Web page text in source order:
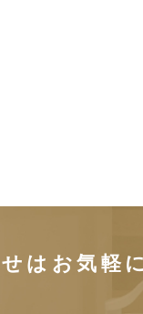
はお気軽に